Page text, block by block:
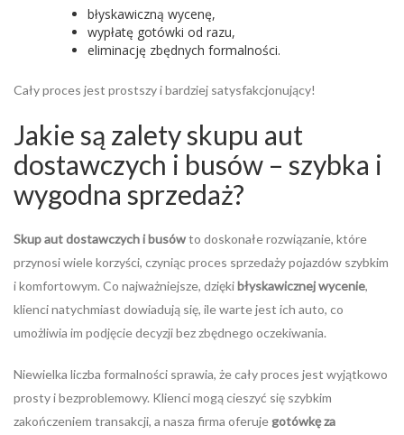
błyskawiczną wycenę,
wypłatę gotówki od razu,
eliminację zbędnych formalności.
Cały proces jest prostszy i bardziej satysfakcjonujący!
Jakie są zalety skupu aut
dostawczych i busów – szybka i
wygodna sprzedaż?
Skup aut dostawczych i busówto doskonałe rozwiązanie, które
przynosi wiele korzyści, czyniąc proces sprzedaży pojazdów szybkim
i komfortowym. Co najważniejsze, dziękibłyskawicznej wycenie,
klienci natychmiast dowiadują się, ile warte jest ich auto, co
umożliwia im podjęcie decyzji bez zbędnego oczekiwania.
Niewielka liczba formalności sprawia, że cały proces jest wyjątkowo
prosty i bezproblemowy. Klienci mogą cieszyć się szybkim
zakończeniem transakcji, a nasza firma oferujegotówkę za